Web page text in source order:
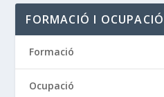
FORMACIÓ I OCUPACIÓ
Formació
Ocupació